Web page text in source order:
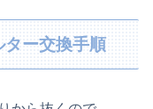
ター交換手順